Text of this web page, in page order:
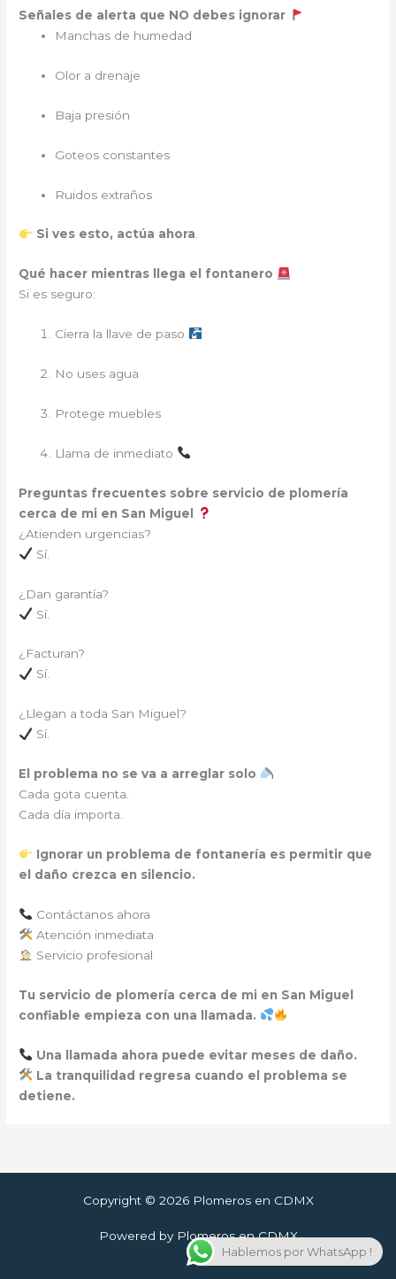
Señales de alerta que NO debes ignorar
Manchas de humedad
Olor a drenaje
Baja presión
Goteos constantes
Ruidos extraños
Si ves esto, actúa ahora.
Qué hacer mientras llega el fontanero
Si es seguro:
Cierra la llave de paso
No uses agua
Protege muebles
Llama de inmediato
Preguntas frecuentes sobre servicio de plomería
cerca de mi en San Miguel
¿Atienden urgencias?
Sí.
¿Dan garantía?
Sí.
¿Facturan?
Sí.
¿Llegan a toda San Miguel?
Sí.
El problema no se va a arreglar solo
Cada gota cuenta.
Cada día importa.
Ignorar un problema de fontanería es permitir que
el daño crezca en silencio.
Contáctanos ahora
Atención inmediata
Servicio profesional
Tu servicio de plomería cerca de mi en San Miguel
confiable empieza con una llamada.
Una llamada ahora puede evitar meses de daño.
La tranquilidad regresa cuando el problema se
detiene.
Copyright © 2026 Plomeros en CDMX
Powered by Plomeros en CDMX
Hablemos por WhatsApp !